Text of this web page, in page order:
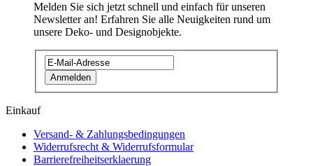
Melden Sie sich jetzt schnell und einfach für unseren
Newsletter an! Erfahren Sie alle Neuigkeiten rund um
unsere Deko- und Designobjekte.
Anmelden
Einkauf
Versand- & Zahlungsbedingungen
Widerrufsrecht & Widerrufsformular
Barrierefreiheitserklaerung